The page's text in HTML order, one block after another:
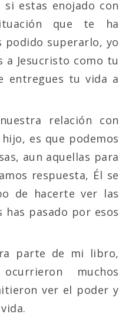
estas enojado con
que te ha
podido superarlo, yo
Jesucristo como tu
entregues tu vida a
relación con
es que podemos
aun aquellas para
respuesta, Él se
de hacerte ver las
has pasado por esos
parte de mi libro,
muchos
ver el poder y